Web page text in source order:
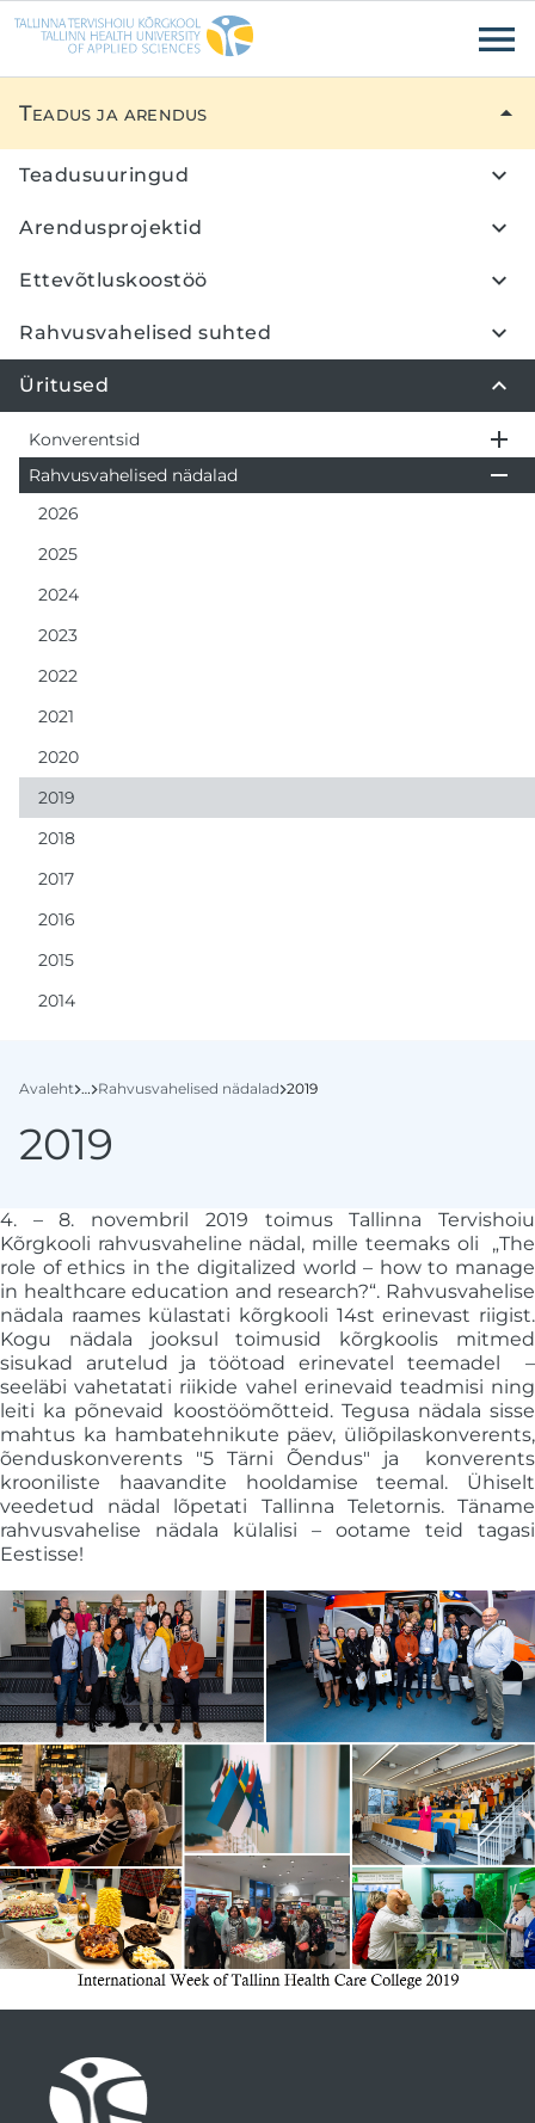
Liigu edasi põhisisu juurde Ligipääsetavus
Teadus ja arendus
Teadusuuringud
Arendusprojektid
Ettevõtluskoostöö
Rahvusvahelised suhted
Üritused
Konverentsid
Rahvusvahelised nädalad
2026
2025
2024
2023
2022
2021
2020
2019
2018
2017
2016
2015
2014
Avaleht … Rahvusvahelised nädalad 2019
2019
4. – 8. novembril 2019 toimus Tallinna Tervishoiu
Kõrgkooli rahvusvaheline nädal, mille teemaks oli „The
role of ethics in the digitalized world – how to manage
in healthcare education and research?“. Rahvusvahelise
nädala raames külastati kõrgkooli 14st erinevast riigist.
Kogu nädala jooksul toimusid kõrgkoolis mitmed
sisukad arutelud ja töötoad erinevatel teemadel –
seeläbi vahetatati riikide vahel erinevaid teadmisi ning
leiti ka põnevaid koostöömõtteid. Tegusa nädala sisse
mahtus ka hambatehnikute päev, üliõpilaskonverents,
õenduskonverents "5 Tärni Õendus" ja konverents
krooniliste haavandite hooldamise teemal. Ühiselt
veedetud nädal lõpetati Tallinna Teletornis. Täname
rahvusvahelise nädala külalisi – ootame teid tagasi
Eestisse!